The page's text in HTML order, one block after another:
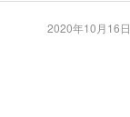
2020年10月16日